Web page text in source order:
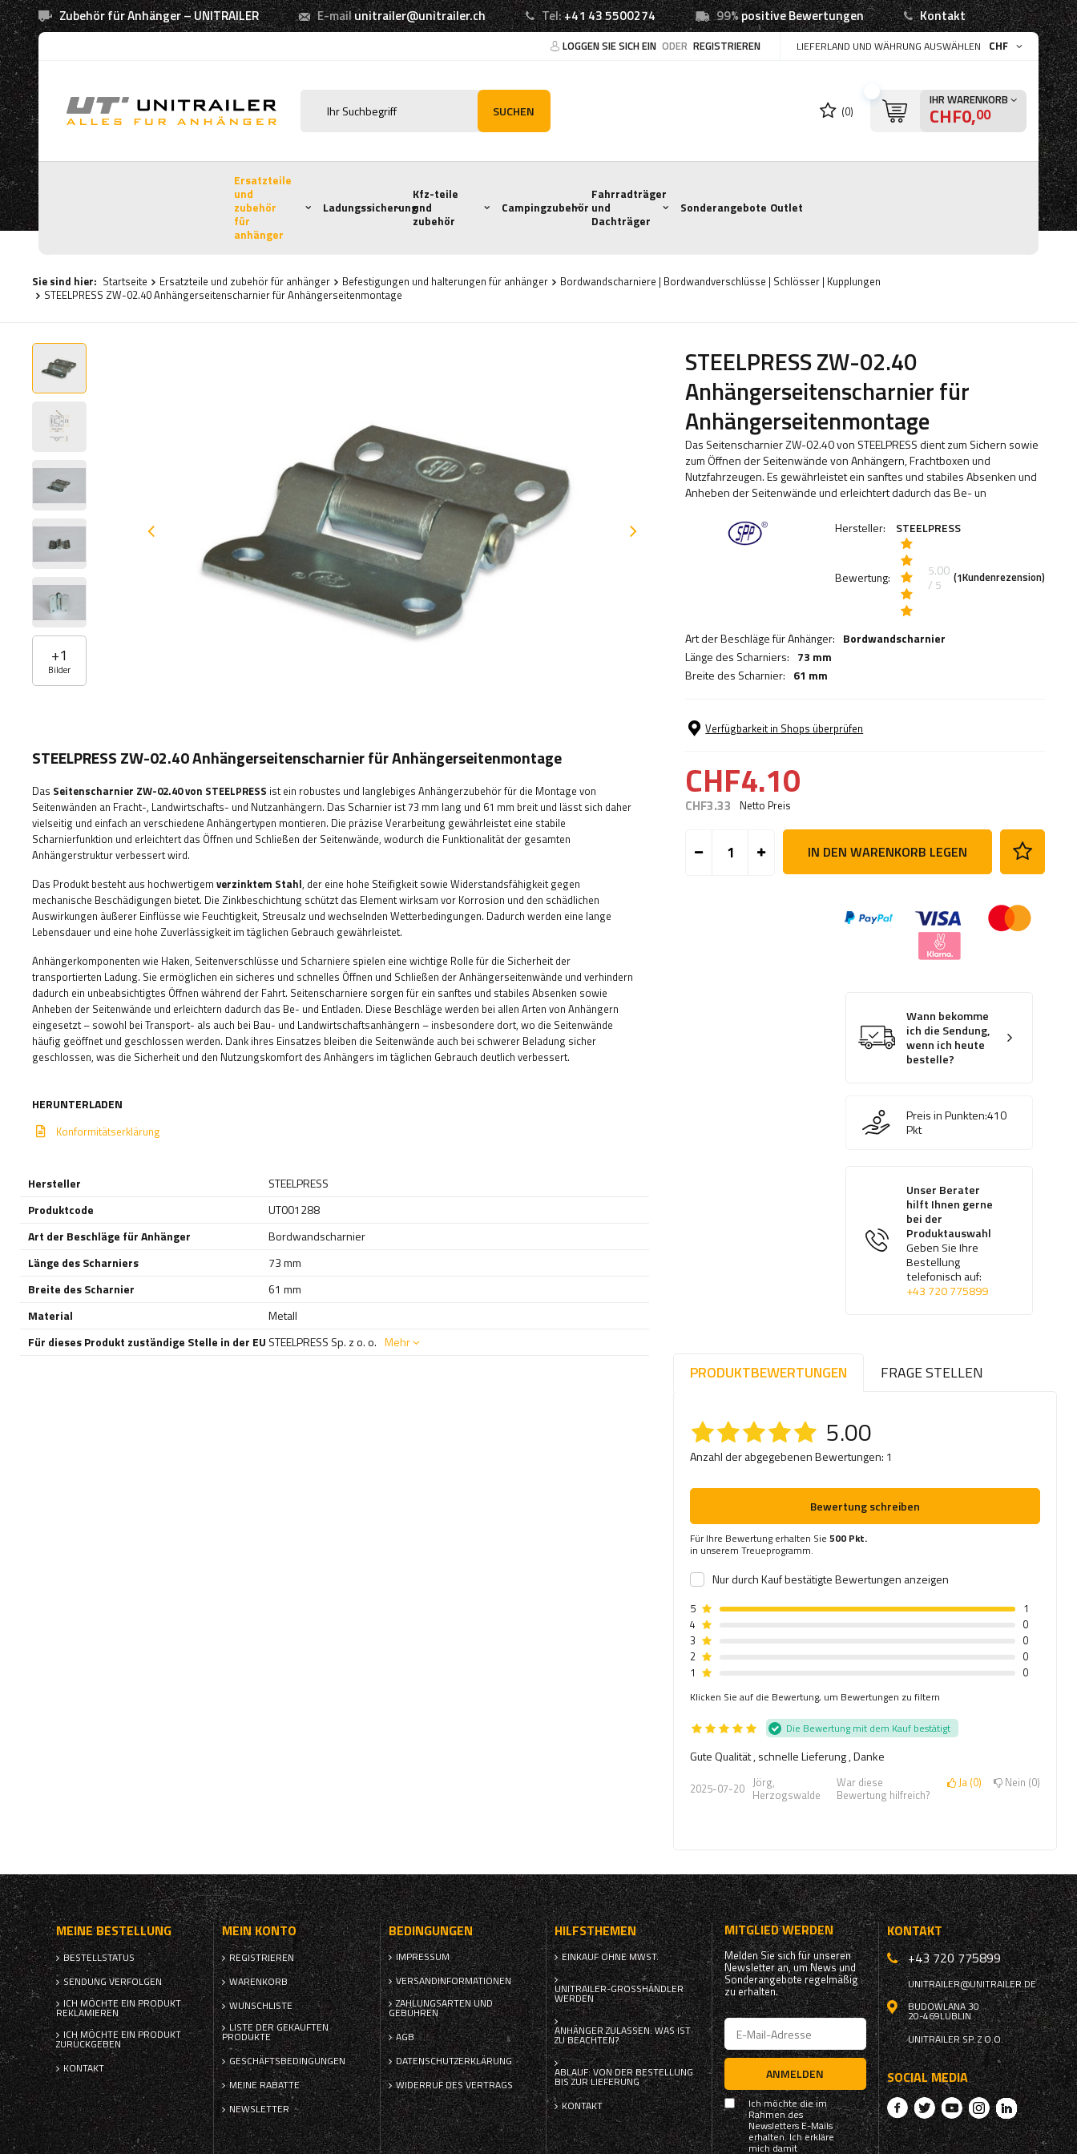
Zubehör für Anhänger – UNITRAILER E-mailunitrailer@unitrailer.ch Tel:+41 43 5500274 99%positive Bewertungen Kontakt
LOGGEN SIE SICH EIN ODER REGISTRIEREN LIEFERLAND UND WÄHRUNG AUSWÄHLEN CHF
SUCHEN (0)
IHR WARENKORB
CHF0,00
Ersatzteile
und
zubehör
für
anhänger
Ladungssicherung
Kfz-teile
und
zubehör
Campingzubehör
Fahrradträger
und
Dachträger
Sonderangebote Outlet
Sie sind hier: Startseite Ersatzteile und zubehör für anhänger Befestigungen und halterungen für anhänger
Bordwandscharniere | Bordwandverschlüsse | Schlösser | Kupplungen
STEELPRESS ZW-02.40 Anhängerseitenscharnier für Anhängerseitenmontage
+1
Bilder
STEELPRESS ZW-02.40
Anhängerseitenscharnier für
Anhängerseitenmontage
Das Seitenscharnier ZW-02.40 von STEELPRESS dient zum Sichern sowie
zum Öffnen der Seitenwände von Anhängern, Frachtboxen und
Nutzfahrzeugen. Es gewährleistet ein sanftes und stabiles Absenken und
Anheben der Seitenwände und erleichtert dadurch das Be- un
Hersteller: STEELPRESS
Bewertung:
5.00
/ 5
(1Kundenrezension)
Art der Beschläge für Anhänger: Bordwandscharnier
Länge des Scharniers: 73 mm
Breite des Scharnier: 61 mm
Verfügbarkeit in Shops überprüfen
CHF4.10
CHF3.33 Netto Preis
IN DEN WARENKORB LEGEN
Wann bekomme
ich die Sendung,
wenn ich heute
bestelle?
Preis in Punkten:410
Pkt
Unser Berater
hilft Ihnen gerne
bei der
Produktauswahl
Geben Sie Ihre
Bestellung
telefonisch auf:
+43 720 775899
PRODUKTBEWERTUNGEN FRAGE STELLEN
5.00
Anzahl der abgegebenen Bewertungen: 1
Bewertung schreiben
Für Ihre Bewertung erhalten Sie500 Pkt.
in unserem Treueprogramm.
Nur durch Kauf bestätigte Bewertungen anzeigen
5
1
4
0
3
0
2
0
1
0
Klicken Sie auf die Bewertung, um Bewertungen zu filtern
Die Bewertung mit dem Kauf bestätigt
Gute Qualität , schnelle Lieferung , Danke
2025-07-20 Jörg,
Herzogswalde
War diese
Bewertung hilfreich?
Ja 0 Nein 0
STEELPRESS ZW-02.40 Anhängerseitenscharnier für Anhängerseitenmontage
Das Seitenscharnier ZW-02.40 von STEELPRESS ist ein robustes und langlebiges Anhängerzubehör für die Montage von
Seitenwänden an Fracht-, Landwirtschafts- und Nutzanhängern. Das Scharnier ist 73 mm lang und 61 mm breit und lässt sich daher
vielseitig und einfach an verschiedene Anhängertypen montieren. Die präzise Verarbeitung gewährleistet eine stabile
Scharnierfunktion und erleichtert das Öffnen und Schließen der Seitenwände, wodurch die Funktionalität der gesamten
Anhängerstruktur verbessert wird.
Das Produkt besteht aus hochwertigem verzinktem Stahl, der eine hohe Steifigkeit sowie Widerstandsfähigkeit gegen
mechanische Beschädigungen bietet. Die Zinkbeschichtung schützt das Element wirksam vor Korrosion und den schädlichen
Auswirkungen äußerer Einflüsse wie Feuchtigkeit, Streusalz und wechselnden Wetterbedingungen. Dadurch werden eine lange
Lebensdauer und eine hohe Zuverlässigkeit im täglichen Gebrauch gewährleistet.
Anhängerkomponenten wie Haken, Seitenverschlüsse und Scharniere spielen eine wichtige Rolle für die Sicherheit der
transportierten Ladung. Sie ermöglichen ein sicheres und schnelles Öffnen und Schließen der Anhängerseitenwände und verhindern
dadurch ein unbeabsichtigtes Öffnen während der Fahrt. Seitenscharniere sorgen für ein sanftes und stabiles Absenken sowie
Anheben der Seitenwände und erleichtern dadurch das Be- und Entladen. Diese Beschläge werden bei allen Arten von Anhängern
eingesetzt – sowohl bei Transport- als auch bei Bau- und Landwirtschaftsanhängern – insbesondere dort, wo die Seitenwände
häufig geöffnet und geschlossen werden. Dank ihres Einsatzes bleiben die Seitenwände auch bei schwerer Beladung sicher
geschlossen, was die Sicherheit und den Nutzungskomfort des Anhängers im täglichen Gebrauch deutlich verbessert.
HERUNTERLADEN
Konformitätserklärung
Hersteller
STEELPRESS
Produktcode
UT001288
Art der Beschläge für Anhänger
Bordwandscharnier
Länge des Scharniers
73 mm
Breite des Scharnier
61 mm
Material
Metall
Für dieses Produkt zuständige Stelle in der EU STEELPRESS Sp. z o. o. Mehr
MEINE BESTELLUNG
BESTELLSTATUS
SENDUNG VERFOLGEN
ICH MÖCHTE EIN PRODUKT
REKLAMIEREN
ICH MÖCHTE EIN PRODUKT
ZURÜCKGEBEN
KONTAKT
MEIN KONTO
REGISTRIEREN
WARENKORB
WUNSCHLISTE
LISTE DER GEKAUFTEN
PRODUKTE
GESCHÄFTSBEDINGUNGEN
MEINE RABATTE
NEWSLETTER
BEDINGUNGEN
IMPRESSUM
VERSANDINFORMATIONEN
ZAHLUNGSARTEN UND
GEBÜHREN
AGB
DATENSCHUTZERKLÄRUNG
WIDERRUF DES VERTRAGS
HILFSTHEMEN
EINKAUF OHNE MWST.
UNITRAILER-GROSSHÄNDLER W
ERDEN
ANHÄNGER ZULASSEN: WAS IST
ZU BEACHTEN?
ABLAUF: VON DER BESTELLUNG
BIS ZUR LIEFERUNG
KONTAKT
MITGLIED WERDEN
Melden Sie sich für unseren
Newsletter an, um News und
Sonderangebote regelmäßig
zu erhalten.
ANMELDEN
Ich möchte die im
Rahmen des
Newsletters E-Mails
erhalten. Ich erkläre
mich damit
KONTAKT
+43 720 775899
UNITRAILER@UNITRAILER.DE
BUDOWLANA 30
20-469LUBLIN
UNITRAILER SP. Z O.O.
SOCIAL MEDIA